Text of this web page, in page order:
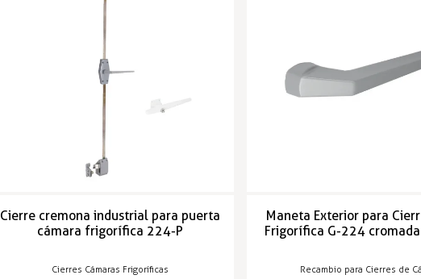
Cierre cremona industrial para puerta
cámara frigorífica 224-P
Cierres Cámaras Frigoríficas
Maneta Exterior para
Frigorífica G-224
Recambio para Cierres de